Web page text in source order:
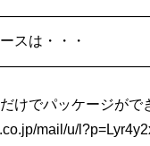
スは・・・
けでパッケージが
mail/u/